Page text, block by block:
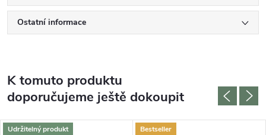
Ostatní informace
K tomuto produktu
doporučujeme ještě dokoupit
Udržitelný produkt Bestseller